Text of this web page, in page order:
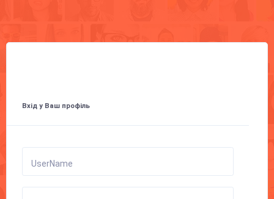
Вхід у Ваш профіль
UserName